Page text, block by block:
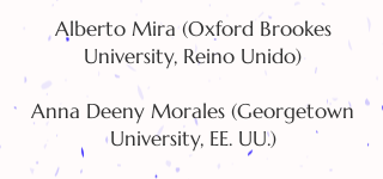
Alberto Mira (Oxford Brookes
University, Reino Unido)
Anna Deeny Morales (Georgetown
University, EE. UU.)